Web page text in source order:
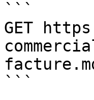
```
GET
```